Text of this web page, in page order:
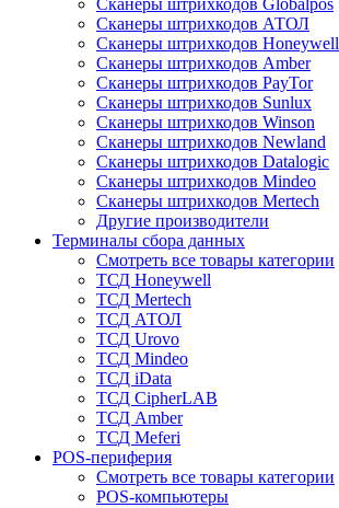
Сканеры штрихкодов Globalpos
Сканеры штрихкодов АТОЛ
Сканеры штрихкодов Honeywell
Сканеры штрихкодов Amber
Сканеры штрихкодов PayTor
Сканеры штрихкодов Sunlux
Сканеры штрихкодов Winson
Сканеры штрихкодов Newland
Сканеры штрихкодов Datalogic
Сканеры штрихкодов Mindeo
Сканеры штрихкодов Mertech
Другие производители
Терминалы сбора данных
Смотреть все товары категории
ТСД Honeywell
ТСД Mertech
ТСД АТОЛ
ТСД Urovo
ТСД Mindeo
ТСД iData
ТСД CipherLAB
ТСД Amber
ТСД Meferi
POS-периферия
Смотреть все товары категории
POS-компьютеры